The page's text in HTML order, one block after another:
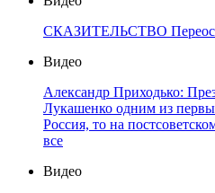
СКАЗИТЕЛЬСТВО
Видео
Александр Приходько:
Лукашенко одним из
Россия, то на
все
Видео